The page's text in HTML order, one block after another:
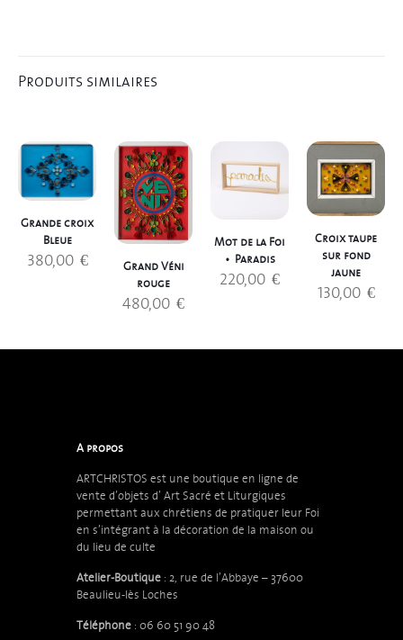
Produits similaires
Grande croix
Bleue
380,00 €
Grand Véni
rouge
480,00 €
Mot de la Foi
• Paradis
220,00 €
Croix taupe
sur fond
jaune
130,00 €
A propos
ARTCHRISTOS est une boutique en ligne de
vente d’objets d’Art Sacré et Liturgiques
permettant aux chrétiens de pratiquer leur Foi
en s’intégrant à la décoration de la maison ou
du lieu de culte
Atelier-Boutique: 2, rue de l’Abbaye – 37600
Beaulieu-lès Loches
Téléphone: 06 60 51 90 48